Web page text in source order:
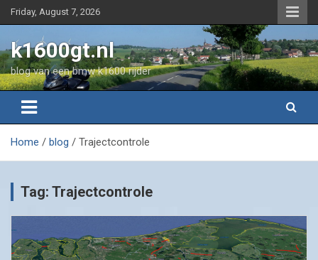
Skip
to
Friday, August 7, 2026
k1600gt.nl
blog van een bmw k1600 rijder
Home blog Trajectcontrole
Tag: Trajectcontrole